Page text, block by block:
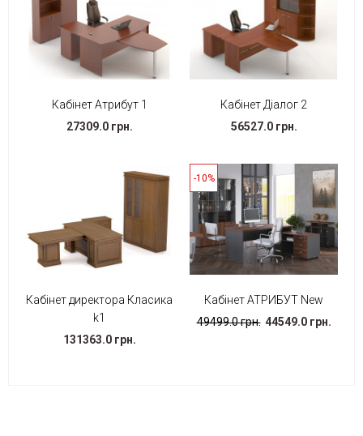
Кабінет Атрибут 1
27309.0 грн.
Кабінет Діалог 2
56527.0 грн.
Кабінет директора Класика
k1
131363.0 грн.
-10%
Кабінет АТРИБУТ New
49499.0 грн. 44549.0 грн.